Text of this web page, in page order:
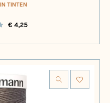
TINTEN
€ 4,25